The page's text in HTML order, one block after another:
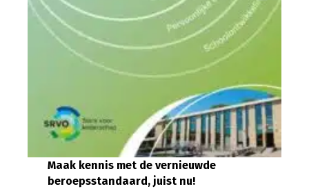
Maak kennis met de vernieuwde
beroepsstandaard, juist nu!